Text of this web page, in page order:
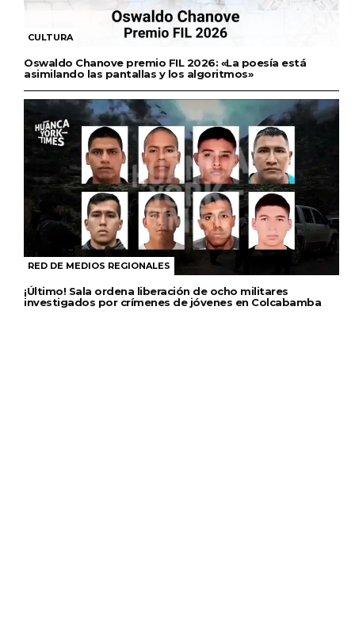
CULTURA
Oswaldo Chanove premio FIL 2026: «La poesía está
asimilando las pantallas y los algoritmos»
RED DE MEDIOS REGIONALES
¡Último! Sala ordena liberación de ocho militares
investigados por crímenes de jóvenes en Colcabamba